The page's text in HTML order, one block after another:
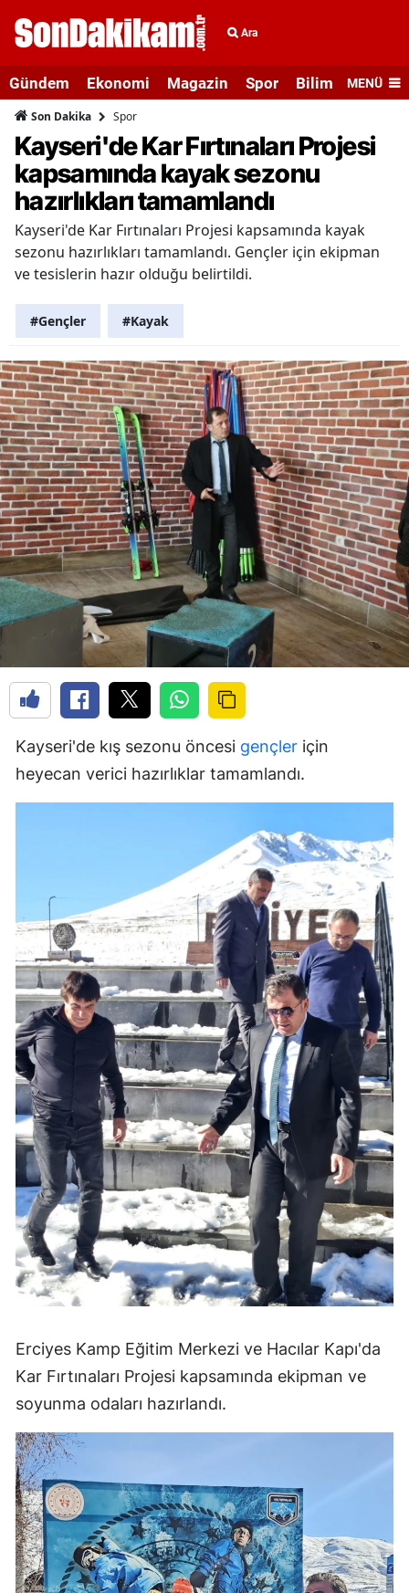
Ara
Gündem Ekonomi Magazin Spor Bilim veMENÜ
Son Dakika Spor
Kayseri'de Kar Fırtınaları Projesi
kapsamında kayak sezonu
hazırlıkları tamamlandı
Kayseri'de Kar Fırtınaları Projesi kapsamında kayak
sezonu hazırlıkları tamamlandı. Gençler için ekipman
ve tesislerin hazır olduğu belirtildi.
#Gençler #Kayak
Kayseri'de kış sezonu öncesi gençler için
heyecan verici hazırlıklar tamamlandı.
Erciyes Kamp Eğitim Merkezi ve Hacılar Kapı'da
Kar Fırtınaları Projesi kapsamında ekipman ve
soyunma odaları hazırlandı.